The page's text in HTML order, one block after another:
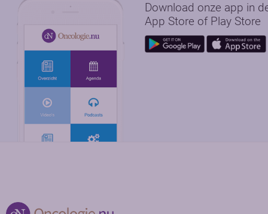
Download onze app in
App Store of Play Store